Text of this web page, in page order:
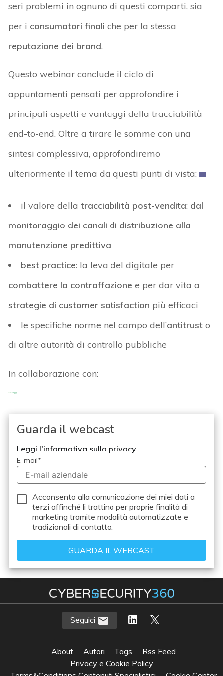
seri problemi in ognuno di questi comparti, sia
per i consumatori finali che per la stessa
reputazione dei brand.
Questo webinar conclude il ciclo di
appuntamenti pensati per approfondire i
principali aspetti e vantaggi della tracciabilità
end-to-end. Oltre a tirare le somme con una
sintesi complessiva, approfondiremo
ulteriormente il tema da questi punti di vista:
il valore dellatracciabilità post-vendita: dal
monitoraggio dei canali di distribuzione alla
manutenzione predittiva
best practice: la leva del digitale per
combattere la contraffazione e per dar vita a
strategie di customer satisfaction più efficaci
le specifiche norme nel campo dell’antitrust o
di altre autorità di controllo pubbliche
In collaborazione con:
Guarda il webcast
Leggi l'informativa sulla privacy
E-mail*
Acconsento alla comunicazione dei miei dati a
terzi affinché li trattino per proprie finalità di
marketing tramite modalità automatizzate e
tradizionali di contatto.
Seguici
About Autori Tags
Rss Feed
Privacy e Cookie Policy